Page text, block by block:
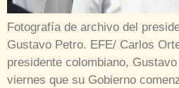
Fotografía de archivo del
Gustavo Petro. EFE/ Carlos
presidente colombiano,
viernes que su Gobierno